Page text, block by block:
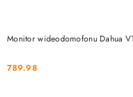
Monitor wideodomofonu Dahua
Cena:
789.98